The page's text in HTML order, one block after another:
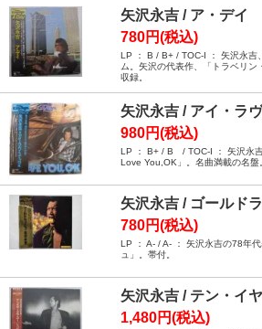
矢沢永吉 / ア・デイ
780円(税込)
LP ： B / B+ / TOC-I ： 矢沢永吉
ム。矢沢の代表作、「トラベリン
収録。
矢沢永吉 / アイ・ラ
980円(税込)
LP ： B+ / B / TOC-I ： 矢沢永
Love You,OK」。名曲満載の名盤
矢沢永吉 / ゴールド
780円(税込)
LP ： A- / A- ： 矢沢永吉の78年
ュ」。帯付。
矢沢永吉 / テン・イ
1,480円(税込)